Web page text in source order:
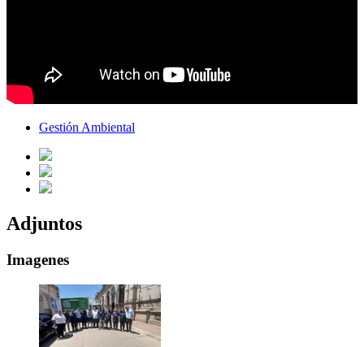
Gestión Ambiental
Adjuntos
Imagenes